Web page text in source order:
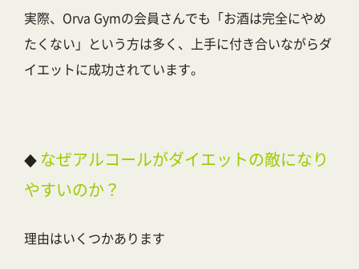
実際、Orva Gymの会員さんでも「お酒は完全にやめ
たくない」という方は多く、上手に付き合いながらダ
イエットに成功されています。
◆ なぜアルコールがダイエットの敵になり
やすいのか？
理由はいくつかあります